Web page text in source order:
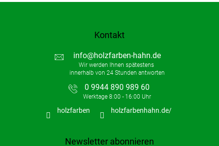
Kontakt
info@holzfarben-hahn.de
0 9944 890 989 60
holzfarben holzfarbenhahn.de/
Newsletter abonnieren